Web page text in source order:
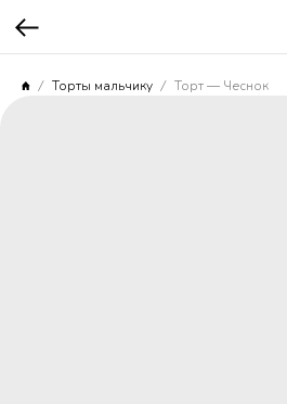
Торты мальчику Торт — Чеснок